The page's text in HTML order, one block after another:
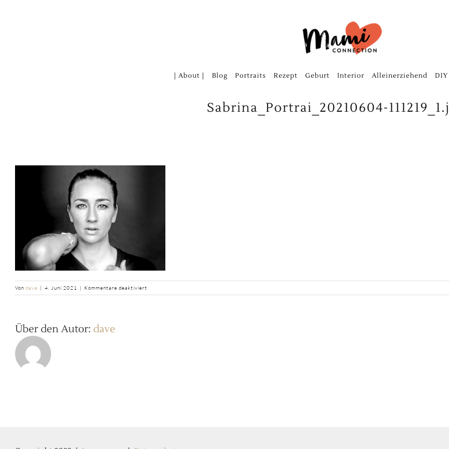
| About | Blog Portraits Rezept Geburt Interior Alleinerziehend DIY
Sabrina_Portrai_20210604-
Von dave | 4. Juni 2021 | Kommentare deaktiviert
Sabrina_Portrai_20210604-
Über den Autor: dave